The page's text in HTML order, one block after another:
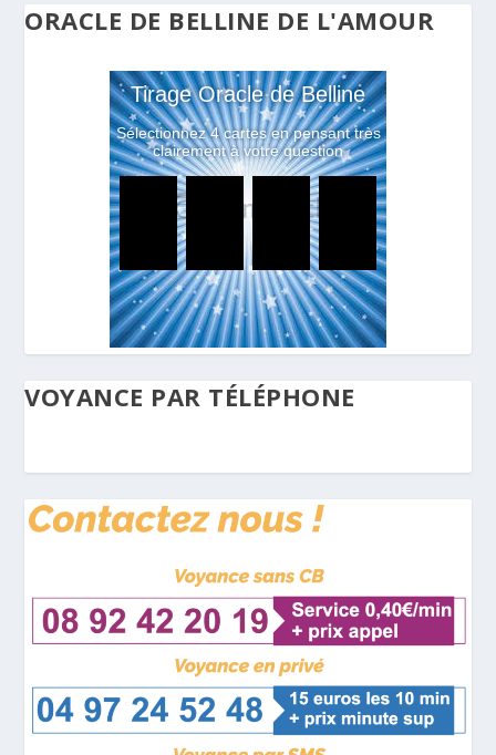
ORACLE DE BELLINE DE L'AMOUR
VOYANCE PAR TÉLÉPHONE